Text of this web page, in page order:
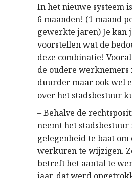
In het nieuwe systeem
6 maanden! (1 maand
gewerkte jaren) Je kan
voorstellen wat de
deze combinatie!
de oudere werknemers
duurder maar ook wel
over het stadsbestuur
– Behalve de
neemt het stadsbestuur
gelegenheid te baat om
werkuren te wijzigen.
betreft het aantal te